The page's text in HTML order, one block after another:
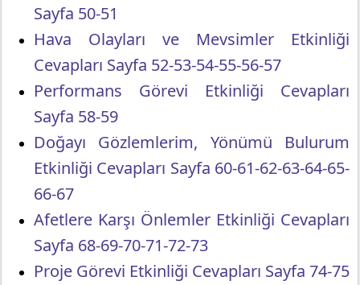
Sayfa 50-51
Hava Olayları ve Mevsimler Etkinliği
Cevapları Sayfa 52-53-54-55-56-57
Performans Görevi Etkinliği Cevapları
Sayfa 58-59
Doğayı Gözlemlerim, Yönümü Bulurum
Etkinliği Cevapları Sayfa 60-61-62-63-64-65-
66-67
Afetlere Karşı Önlemler Etkinliği Cevapları
Sayfa 68-69-70-71-72-73
Proje Görevi Etkinliği Cevapları Sayfa 74-75